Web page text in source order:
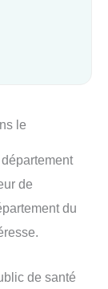
le
de
du
de santé